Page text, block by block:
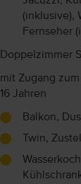
(inklusive),
Fernseher
Doppelzimmer
mit Zugang
16 Jahren
Balkon,
Twin,